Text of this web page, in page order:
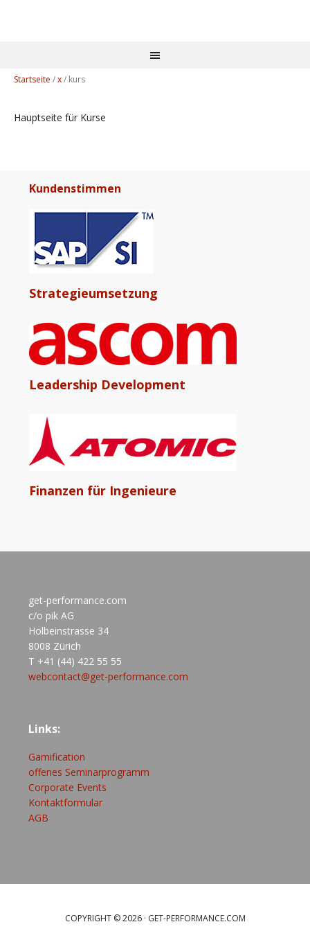
Startseite /x/ kurs
Hauptseite für Kurse
Kundenstimmen
Strategieumsetzung
Leadership Development
Finanzen für Ingenieure
get-performance.com
c/o pik AG
Holbeinstrasse 34
8008 Zürich
T +41 (44) 422 55 55
webcontact@get-performance.com
Links:
Gamification
offenes Seminarprogramm
Corporate Events
Kontaktformular
AGB
COPYRIGHT © 2026 · GET-PERFORMANCE.COM